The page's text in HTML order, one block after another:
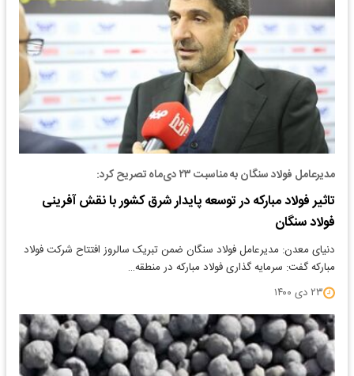
مدیرعامل فولاد سنگان به مناسبت ۲۳ دی‌ماه تصریح کرد:
تاثیر فولاد مبارکه در توسعه پایدار شرق کشور با نقش آفرینی
فولاد سنگان
دنیای معدن: مدیرعامل فولاد سنگان ضمن تبریک سالروز افتتاح شرکت فولاد
مبارکه گفت: سرمایه گذاری فولاد مبارکه در منطقه…
۲۳ دی ۱۴۰۰